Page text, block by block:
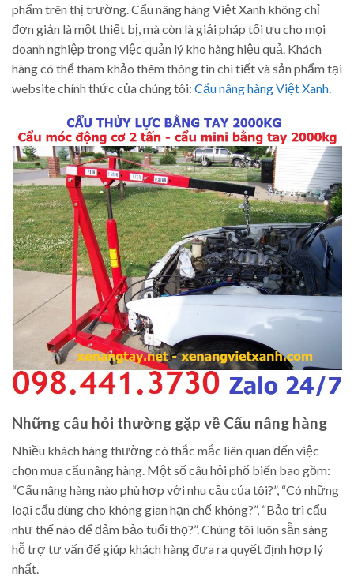
phẩm trên thị trường. Cẩu nâng hàng Việt Xanh không chỉ
đơn giản là một thiết bị, mà còn là giải pháp tối ưu cho mọi
doanh nghiệp trong việc quản lý kho hàng hiệu quả. Khách
hàng có thể tham khảo thêm thông tin chi tiết và sản phẩm tại
website chính thức của chúng tôi: Cẩu nâng hàng Việt Xanh.
Những câu hỏi thường gặp về Cẩu nâng hàng
Nhiều khách hàng thường có thắc mắc liên quan đến việc
chọn mua cẩu nâng hàng. Một số câu hỏi phổ biến bao gồm:
“Cẩu nâng hàng nào phù hợp với nhu cầu của tôi?”, “Có những
loại cẩu dùng cho không gian hạn chế không?”, “Bảo trì cẩu
như thế nào để đảm bảo tuổi thọ?”. Chúng tôi luôn sẵn sàng
hỗ trợ tư vấn để giúp khách hàng đưa ra quyết định hợp lý
nhất.